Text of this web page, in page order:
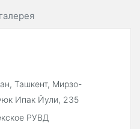
Ташкент, Мирзо-
Ипак Йули, 235
РУВД